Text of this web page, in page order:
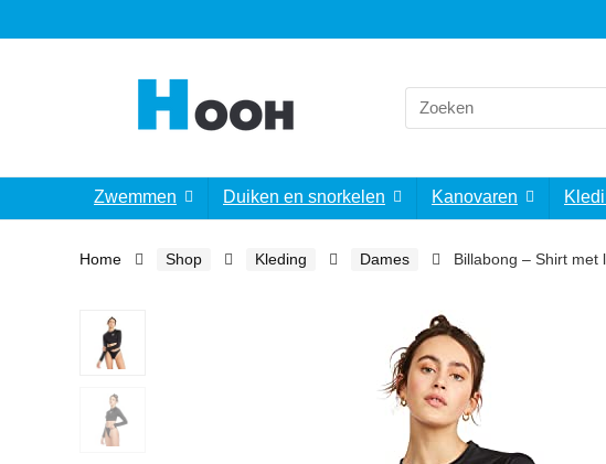
Search
for:
Zwemmen Duiken en snorkelen Kanovaren
Home Shop Kleding Dames Billabong – Shirt met